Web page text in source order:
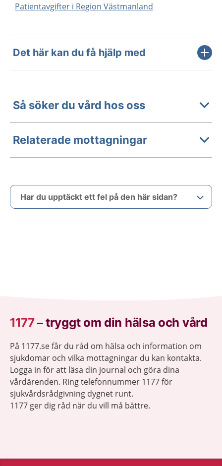
Patientavgifter i Region Västmanland
Det här kan du få hjälp med
Så söker du vård hos oss
Relaterade mottagningar
Har du upptäckt ett fel på den här sidan?
1177–tryggt om din hälsa och vård
På 1177.se får du råd om hälsa och information om
sjukdomar och vilka mottagningar du kan kontakta.
Logga in för att läsa din journal och göra dina
vårdärenden. Ring telefonnummer 1177 för
sjukvårdsrådgivning dygnet runt.
1177 ger dig råd när du vill må bättre.